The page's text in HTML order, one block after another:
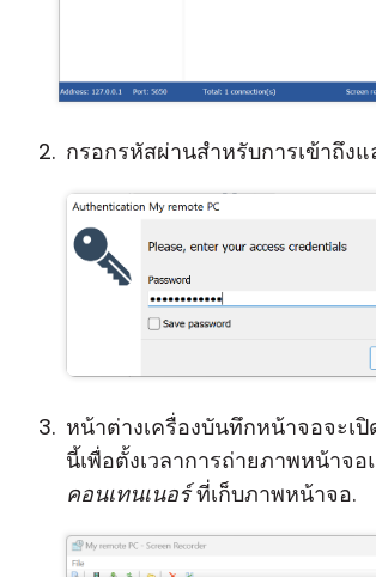
กรอกรหัสผ่านสำหรับการเข้าถึง
หน้าต่างเครื่องบันทึกหน้าจอจะเ
นี้เพื่อตั้งเวลาการถ่ายภาพหน้าจอ
คอนเทนเนอร์ที่เก็บภาพหน้าจอ.